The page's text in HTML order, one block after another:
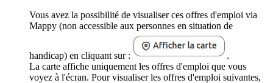
Vous avez la possibilité de visualiser ces offres d'emploi via
Mappy (non accessible aux personnes en situation de
handicap) en cliquant sur :
.
La carte affiche uniquement les offres d'emploi que vous
voyez à l'écran. Pour visualiser les offres d'emploi suivantes,